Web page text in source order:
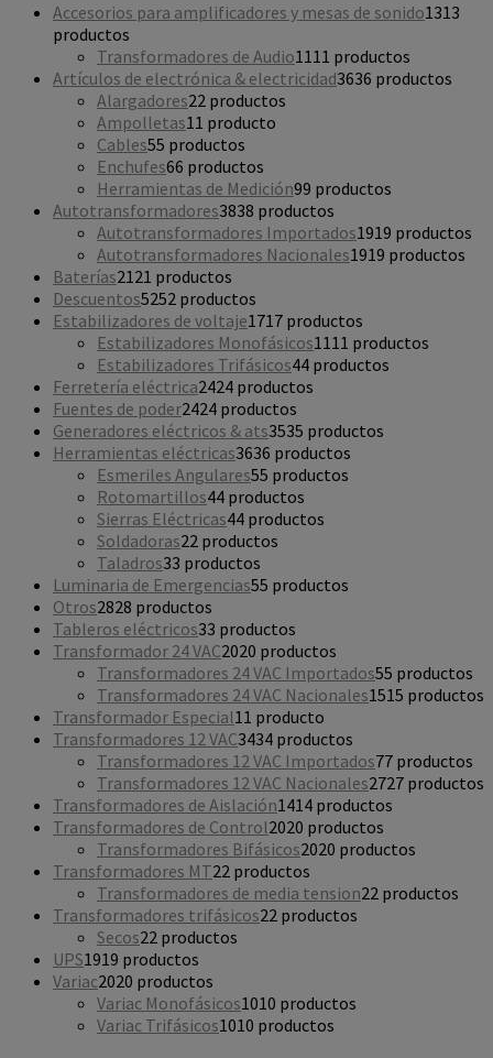
Accesorios para amplificadores y mesas de sonido1313
productos
Transformadores de Audio1111 productos
Artículos de electrónica & electricidad3636 productos
Alargadores22 productos
Ampolletas11 producto
Cables55 productos
Enchufes66 productos
Herramientas de Medición99 productos
Autotransformadores3838 productos
Autotransformadores Importados1919 productos
Autotransformadores Nacionales1919 productos
Baterías2121 productos
Descuentos5252 productos
Estabilizadores de voltaje1717 productos
Estabilizadores Monofásicos1111 productos
Estabilizadores Trifásicos44 productos
Ferretería eléctrica2424 productos
Fuentes de poder2424 productos
Generadores eléctricos & ats3535 productos
Herramientas eléctricas3636 productos
Esmeriles Angulares55 productos
Rotomartillos44 productos
Sierras Eléctricas44 productos
Soldadoras22 productos
Taladros33 productos
Luminaria de Emergencias55 productos
Otros2828 productos
Tableros eléctricos33 productos
Transformador 24 VAC2020 productos
Transformadores 24 VAC Importados55 productos
Transformadores 24 VAC Nacionales1515 productos
Transformador Especial11 producto
Transformadores 12 VAC3434 productos
Transformadores 12 VAC Importados77 productos
Transformadores 12 VAC Nacionales2727 productos
Transformadores de Aislación1414 productos
Transformadores de Control2020 productos
Transformadores Bifásicos2020 productos
Transformadores MT22 productos
Transformadores de media tension22 productos
Transformadores trifásicos22 productos
Secos22 productos
UPS1919 productos
Variac2020 productos
Variac Monofásicos1010 productos
Variac Trifásicos1010 productos